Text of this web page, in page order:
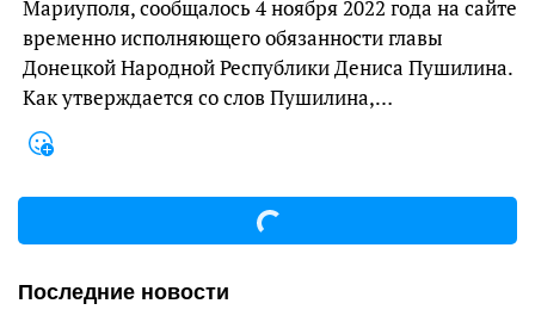
Мариуполя, сообщалось 4 ноября 2022 года на сайте
временно исполняющего обязанности главы
Донецкой Народной Республики Дениса Пушилина.
Как утверждается со слов Пушилина,…
Последние новости